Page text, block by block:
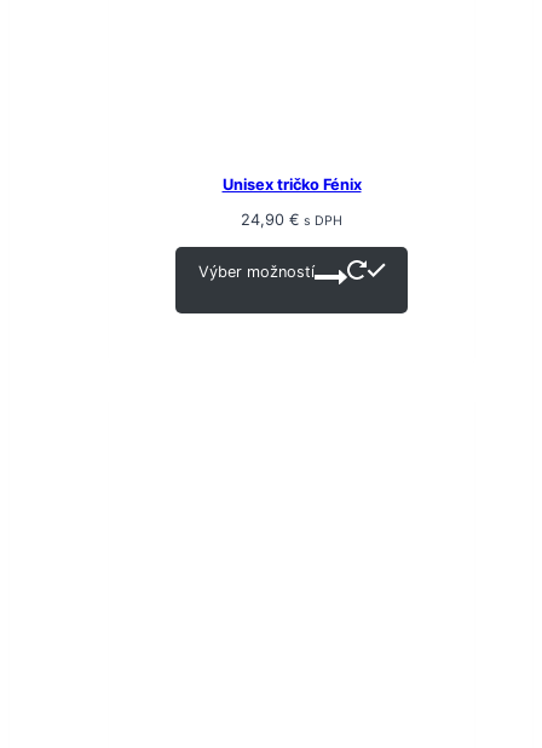
Unisex tričko Fénix
24,90 € s DPH
Výber možností